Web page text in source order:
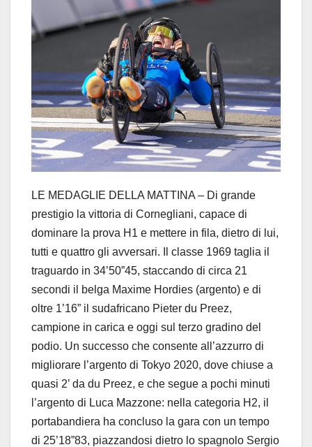
LE MEDAGLIE DELLA MATTINA – Di grande
prestigio la vittoria di Cornegliani, capace di
dominare la prova H1 e mettere in fila, dietro di lui,
tutti e quattro gli avversari. Il classe 1969 taglia il
traguardo in 34’50”45, staccando di circa 21
secondi il belga Maxime Hordies (argento) e di
oltre 1’16” il sudafricano Pieter du Preez,
campione in carica e oggi sul terzo gradino del
podio. Un successo che consente all’azzurro di
migliorare l’argento di Tokyo 2020, dove chiuse a
quasi 2’ da du Preez, e che segue a pochi minuti
l’argento di Luca Mazzone: nella categoria H2, il
portabandiera ha concluso la gara con un tempo
di 25’18”83, piazzandosi dietro lo spagnolo Sergio